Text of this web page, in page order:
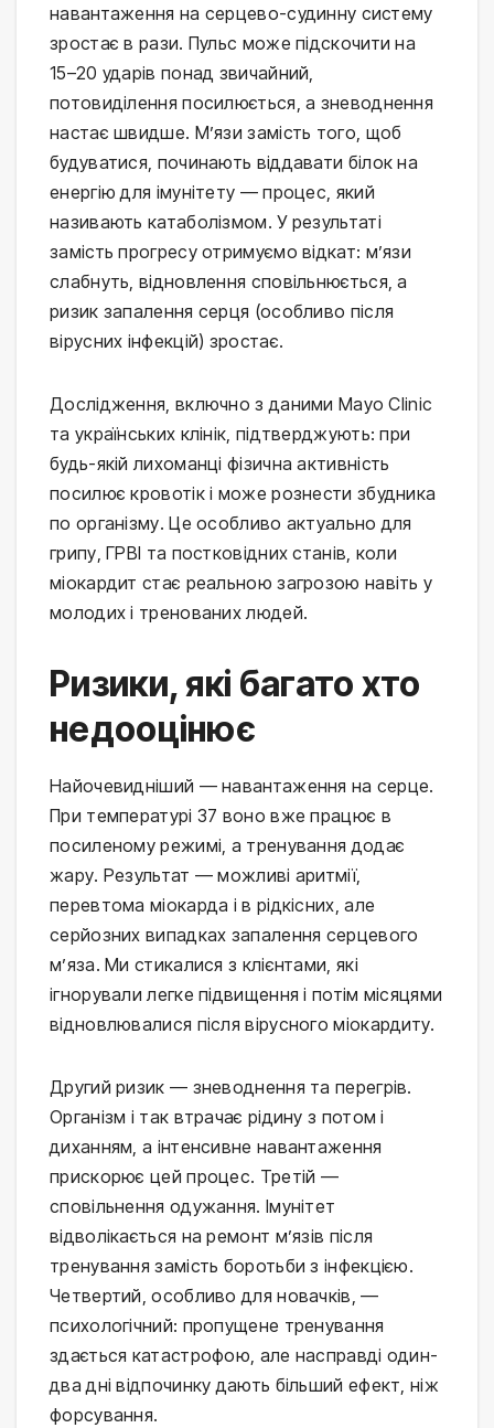
навантаження на серцево-судинну систему
зростає в рази. Пульс може підскочити на
15–20 ударів понад звичайний,
потовиділення посилюється, а зневоднення
настає швидше. М’язи замість того, щоб
будуватися, починають віддавати білок на
енергію для імунітету — процес, який
називають катаболізмом. У результаті
замість прогресу отримуємо відкат: м’язи
слабнуть, відновлення сповільнюється, а
ризик запалення серця (особливо після
вірусних інфекцій) зростає.
Дослідження, включно з даними Mayo Clinic
та українських клінік, підтверджують: при
будь-якій лихоманці фізична активність
посилює кровотік і може рознести збудника
по організму. Це особливо актуально для
грипу, ГРВІ та постковідних станів, коли
міокардит стає реальною загрозою навіть у
молодих і тренованих людей.
Ризики, які багато хто
недооцінює
Найочевидніший — навантаження на серце.
При температурі 37 воно вже працює в
посиленому режимі, а тренування додає
жару. Результат — можливі аритмії,
перевтома міокарда і в рідкісних, але
серйозних випадках запалення серцевого
м’яза. Ми стикалися з клієнтами, які
ігнорували легке підвищення і потім місяцями
відновлювалися після вірусного міокардиту.
Другий ризик — зневоднення та перегрів.
Організм і так втрачає рідину з потом і
диханням, а інтенсивне навантаження
прискорює цей процес. Третій —
сповільнення одужання. Імунітет
відволікається на ремонт м’язів після
тренування замість боротьби з інфекцією.
Четвертий, особливо для новачків, —
психологічний: пропущене тренування
здається катастрофою, але насправді один-
два дні відпочинку дають більший ефект, ніж
форсування.